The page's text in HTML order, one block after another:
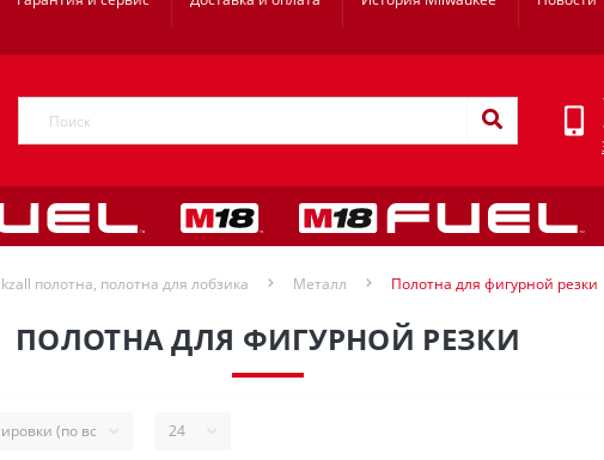
полотна, полотна для лобзика Металл Полотна для фигурной резки
ПОЛОТНА ДЛЯ ФИГУРНОЙ РЕЗКИ